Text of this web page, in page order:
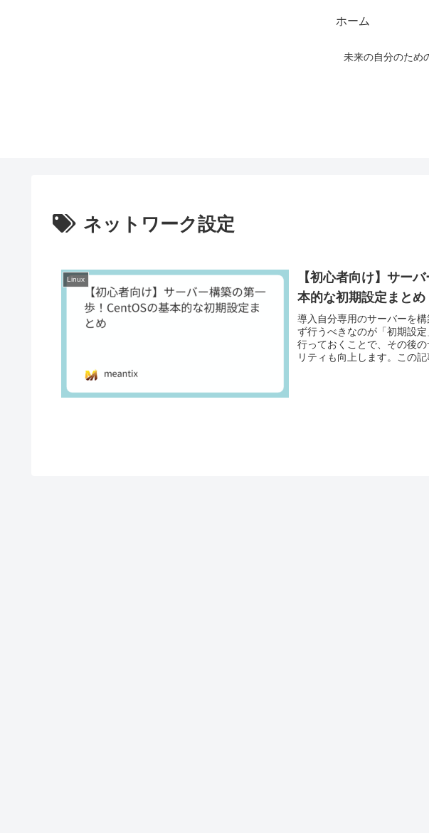
未来の自分のため
ホーム
ネットワーク設定
Linux
【初心者向け】サー
本的な初期設定まとめ
導入自分専用のサーバーを
ず行うべきなのが「初期設
行っておくことで、その後
リティも向上します。この